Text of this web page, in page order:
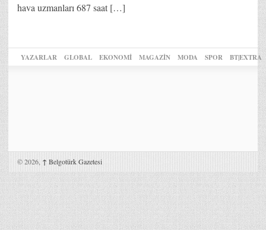
hava uzmanları 687 saat […]
YAZARLAR GLOBAL EKONOMİ MAGAZİN MODA SPOR BT|EXTRA
© 2026, ↑ Belgotürk Gazetesi